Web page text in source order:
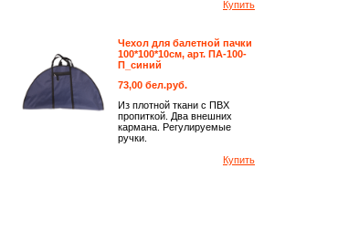
Купить
Чехол для балетной пачки
100*100*10см, арт. ПА-100-
П_синий
73,00 бел.руб.
Из плотной ткани с ПВХ
пропиткой. Два внешних
кармана. Регулируемые
ручки.
Купить